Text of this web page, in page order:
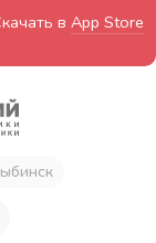
в App Store